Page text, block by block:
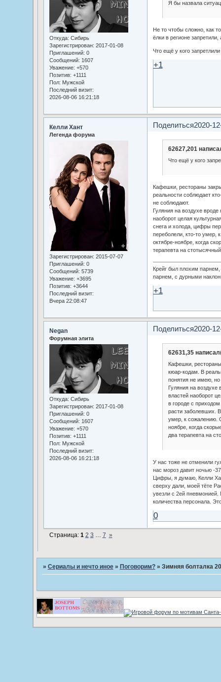
Откуда: Сибирь
Зарегистрирован: 2017-01-08
Приглашений: 0
Сообщений: 1607
Уважение: +570
Позитив: +1111
Пол: Мужской
Последний визит:
2026-08-06 16:21:18
Я бы назвала
Не то чтобы сложно, как
ёлки в регионе
Что ещё у кого
+1
Поделиться2020-
Келли Хант
Легенда форума
Зарегистрирован: 2015-07-07
Приглашений: 0
Сообщений: 5739
Уважение: +3695
Позитив: +3644
Последний визит:
Вчера 22:08:47
62627,201
Что ещё у кого
Кафешки, рестораны
реальности соблюдает
не соблюдают.
Гуляния на воздухе
наоборот целая
снега и холода, цифры
переболели, кто-то
октябре-ноябре, когда
терапевта на
Крейг был плохим
парнем, с дурными
+1
Поделиться2020-
Negan
Форумная элита
Откуда: Сибирь
Зарегистрирован: 2017-01-08
Приглашений: 0
Сообщений: 1607
Уважение: +570
Позитив: +1111
Пол: Мужской
Последний визит:
2026-08-06 16:21:18
62631,35
Кафешки,
кюар-кодам. В
понятия не имею,
Гуляния на воздухе
властей наоборот
в городе с
расти заболевших.
умер, к сожалению.
ноябре, когда
два терапевта на
У нас тоже не отменили
нас мороз давит ночью -
Цифры, я думаю, Келли
сверху дали, моей тёте
увезли с 2ей
количества персонала.
0
Страница: 1 2 3 … 7 »
» Сериалы и нечто иное » Поговорим? » Зимняя болталка